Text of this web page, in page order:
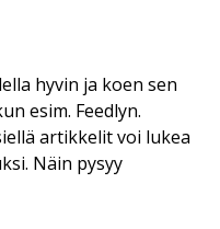
hyvin ja koen sen
esim. Feedlyn.
artikkelit voi lukea
Näin pysyy